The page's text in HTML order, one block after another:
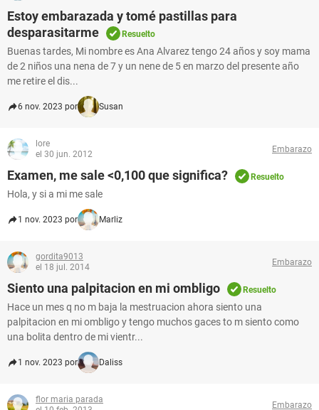
Estoy embarazada y tomé pastillas para
desparasitarme
Resuelto
Buenas tardes, Mi nombre es Ana Alvarez tengo 24 años y soy mama
de 2 niños una nena de 7 y un nene de 5 en marzo del presente año
me retire el dis...
6 nov. 2023 por Susan
lore
el 30 jun. 2012
Embarazo
Examen, me sale <0,100 que significa? Resuelto
Hola, y si a mi me sale
1 nov. 2023 por Marliz
gordita9013
el 18 jul. 2014
Embarazo
Siento una palpitacion en mi ombligo Resuelto
Hace un mes q no m baja la mestruacion ahora siento una
palpitacion en mi ombligo y tengo muchos gaces to m siento como
una bolita dentro de mi vientr...
1 nov. 2023 por Daliss
flor maria parada
Embarazo